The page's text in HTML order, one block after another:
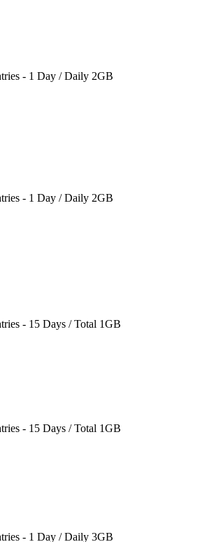
- 1 Day / Daily 2GB
- 1 Day / Daily 2GB
- 15 Days / Total 1GB
- 15 Days / Total 1GB
- 1 Day / Daily 3GB